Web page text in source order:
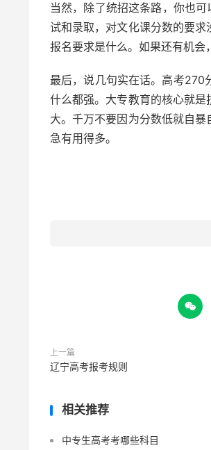
当然，除了统招这条路，你也
试和录取，对文化课分数的要求
报名要求是什么。如果还有机会
最后，说几句实在话。高考270
什么都强。大专教育的核心就
大。千万不要因为分数低就自
急有用得多。

上一篇
辽宁高考报考规则
相关推荐
中专生高考考哪些科目